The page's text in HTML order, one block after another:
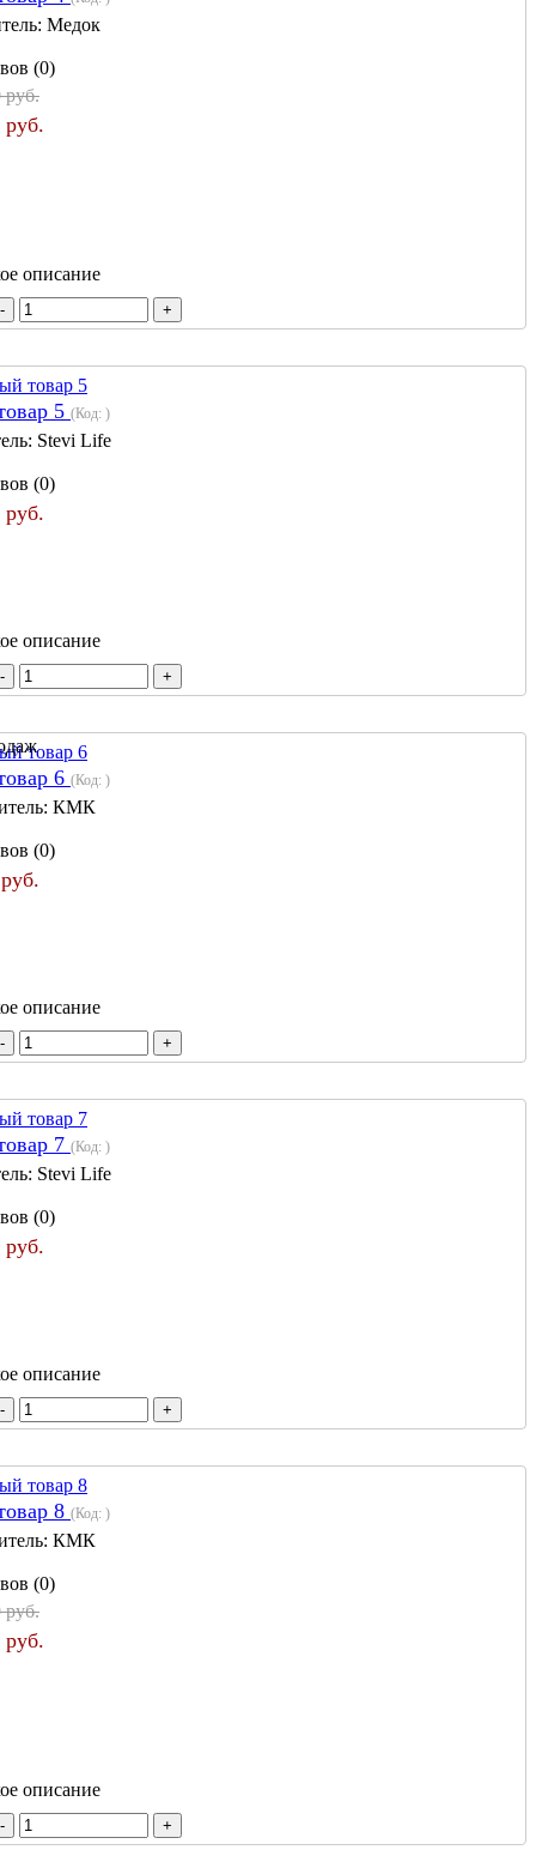
Медок
(0)
руб.
руб.
описание
5 (Код: )
Stevi Life
(0)
руб.
описание
6 (Код: )
КМК
(0)
описание
7 (Код: )
Stevi Life
(0)
руб.
описание
8 (Код: )
КМК
(0)
руб.
руб.
описание